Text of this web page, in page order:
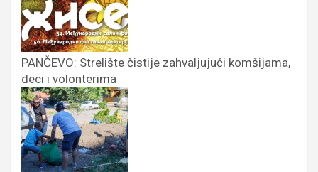
PANČEVO: Strelište čistije zahvaljujući komšijama,
deci i volonterima